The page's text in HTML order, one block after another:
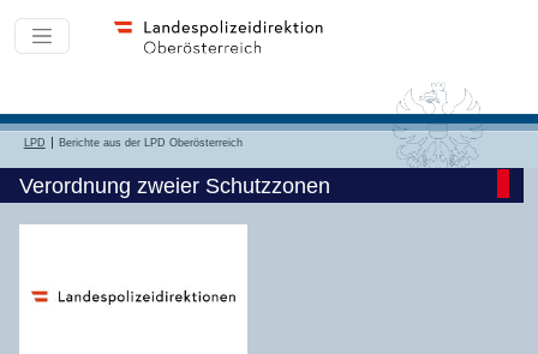
LPD Berichte aus der LPD Oberösterreich
Verordnung zweier Schutzzonen